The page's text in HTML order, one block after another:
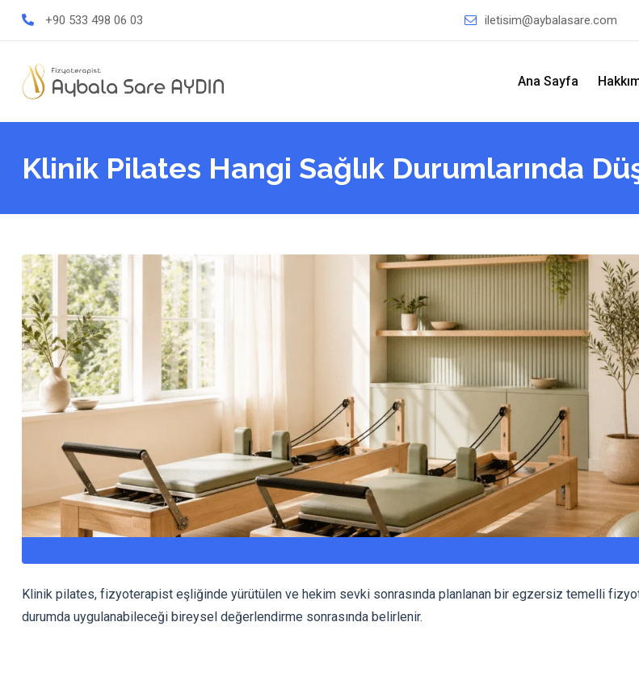
+90 533 498 06 03 iletisim@aybalasare.com
Ana Sayfa
Klinik Pilates Hangi Sağlık Durumlarında
Klinik pilates, fizyoterapist eşliğinde yürütülen ve hekim sevki sonrasında planlanan bir egzersiz temelli
durumda uygulanabileceği bireysel değerlendirme sonrasında belirlenir.